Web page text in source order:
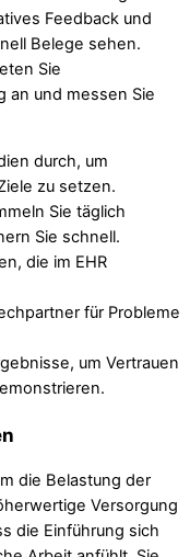
Feedback und
Belege sehen.
Sie
an und messen Sie
durch, um
zu setzen.
Sie täglich
Sie schnell.
die im EHR
für Probleme
um Vertrauen
die Belastung der
Versorgung
die Einführung sich